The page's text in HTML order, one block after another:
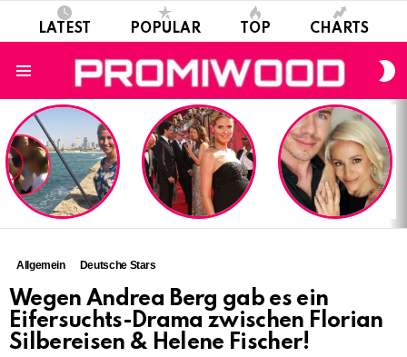
LATEST POPULAR TOP CHARTS
LATEST
STORIES
Allgemein Deutsche Stars
Wegen Andrea Berg gab es ein
Eifersuchts-Drama zwischen Florian
Silbereisen & Helene Fischer!